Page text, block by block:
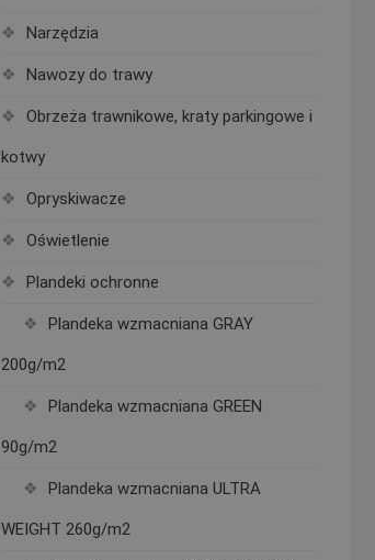
Narzędzia
Nawozy do trawy
Obrzeża trawnikowe, kraty parkingowe i
kotwy
Opryskiwacze
Oświetlenie
Plandeki ochronne
Plandeka wzmacniana GRAY
200g/m2
Plandeka wzmacniana GREEN
90g/m2
Plandeka wzmacniana ULTRA
WEIGHT 260g/m2